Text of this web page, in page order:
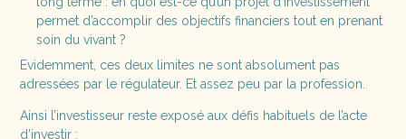
permet d’accomplir des objectifs financiers tout en prenant
soin du vivant ?
Evidemment, ces deux limites ne sont absolument pas
adressées par le régulateur. Et assez peu par la profession.
Ainsi l’investisseur reste exposé aux défis habituels de l’acte
d’investir :